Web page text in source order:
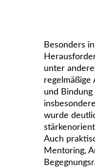
Besonders
unter
regelmäßige
und
wurde
Auch
Mentoring,